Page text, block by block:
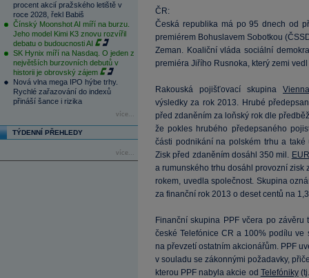
procent akcií pražského letiště v
roce 2028, řekl Babiš
Čínský Moonshot AI míří na burzu.
Jeho model Kimi K3 znovu rozvířil
debatu o budoucnosti AI
SK Hynix míří na Nasdaq. O jeden z
největších burzovních debutů v
historii je obrovský zájem
Nová vlna mega IPO hýbe trhy.
Rychlé zařazování do indexů
přináší šance i rizika
více...
TÝDENNÍ PŘEHLEDY
více...
ČR:
Česká republika má po 95 dnech od
premiérem Bohuslavem Sobotkou
Zeman. Koaliční vláda sociální
premiéra Jiřího Rusnoka, který zemi
Rakouská pojišťovací skupina
výsledky za rok 2013. Hrubé
před zdaněním za loňský rok dle
že pokles hrubého předepsaného
části podnikání na polském trhu a
Zisk před zdaněním dosáhl 350 mil. EUR
a rumunského trhu dosáhl provozní zisk
rokem, uvedla společnost. Skupina
za finanční rok 2013 o deset centů na
Finanční skupina PPF včera po
české Telefónice CR a 100% podílu ve
na převzetí ostatním akcionářům. PPF
v souladu se zákonnými požadavky,
kterou PPF nabyla akcie od Telefóniky